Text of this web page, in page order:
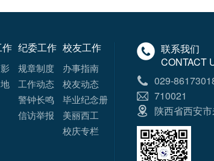
作 纪委工作
规章制度
工作动态
警钟长鸣
信访举报
校友工作
办事指南
校友动态
毕业纪念册
美丽西工
校庆专栏
联系我们
CONTACT
029-
710021
陕西省西安